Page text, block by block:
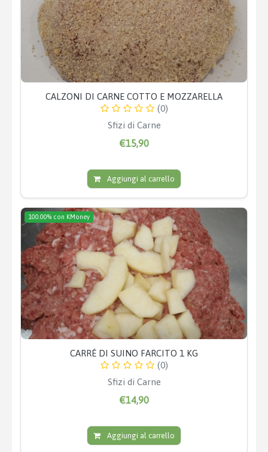
CALZONI DI CARNE COTTO E MOZZARELLA
(0)
Sfizi di Carne
€15,90
Aggiungi al carrello
100.00% con KMoney
CARRÉ DI SUINO FARCITO 1 KG
(0)
Sfizi di Carne
€14,90
Aggiungi al carrello